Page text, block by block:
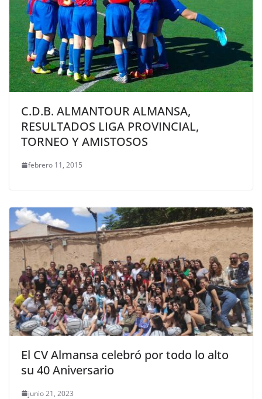
C.D.B. ALMANTOUR ALMANSA,
RESULTADOS LIGA PROVINCIAL,
TORNEO Y AMISTOSOS
febrero 11, 2015
El CV Almansa celebró por todo lo alto
su 40 Aniversario
junio 21, 2023